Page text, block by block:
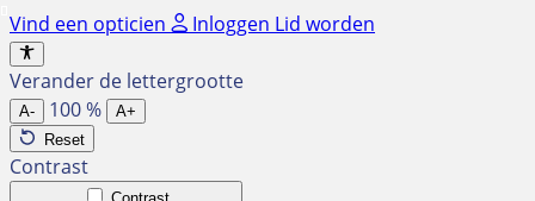
Ga
naar
de
inhoud
Vind een opticien Inloggen Lid worden
Verander de lettergrootte
A- 100%
A+
Reset
Contrast